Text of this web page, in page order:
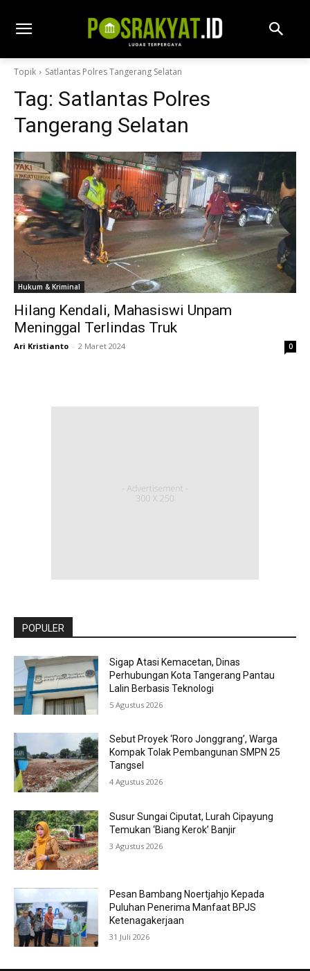
Topik Satlantas Polres Tangerang Selatan
Tag: Satlantas Polres
Tangerang Selatan
Hukum & Kriminal
Hilang Kendali, Mahasiswi Unpam
Meninggal Terlindas Truk
Ari Kristianto - 2 Maret 2024 0
POPULER
Sigap Atasi Kemacetan, Dinas
Perhubungan Kota Tangerang Pantau
Lalin Berbasis Teknologi
5 Agustus 2026
Sebut Proyek ‘Roro Jonggrang’, Warga
Kompak Tolak Pembangunan SMPN 25
Tangsel
4 Agustus 2026
Susur Sungai Ciputat, Lurah Cipayung
Temukan ‘Biang Kerok’ Banjir
3 Agustus 2026
Pesan Bambang Noertjahjo Kepada
Puluhan Penerima Manfaat BPJS
Ketenagakerjaan
31 Juli 2026